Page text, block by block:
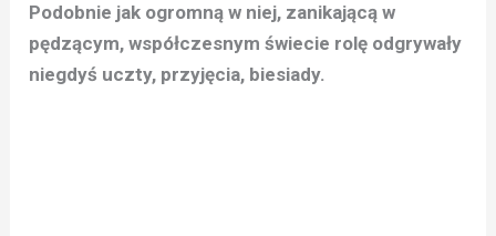
Podobnie jak ogromną w niej, zanikającą w
pędzącym, współczesnym świecie rolę odgrywały
niegdyś uczty, przyjęcia, biesiady.